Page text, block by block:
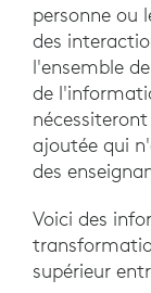
personne ou
des
l'ensemble
de
ajoutée qui
des
Voici des
supérieur